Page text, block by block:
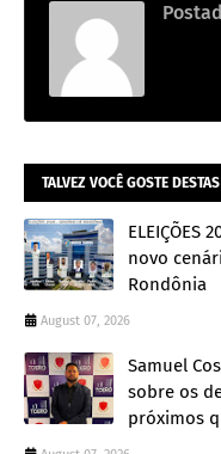
TALVEZ VOCÊ GOSTE
ELEIÇÕES
novo
Rondônia
August 07, 2026
Samuel
sobre os
próximos